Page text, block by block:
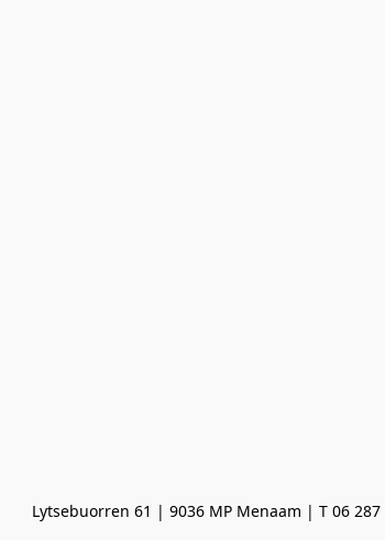
Lytsebuorren 61 | 9036 MP Menaam | T 06